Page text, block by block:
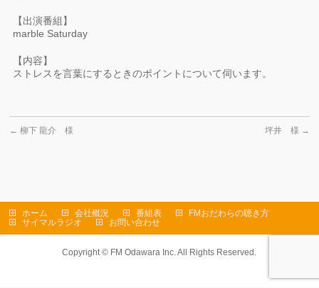
【出演番組】
marble Saturday
【内容】
ストレスを言葉にするときのポイントについて伺います。
← 柳下 龍介 様 坪井 様 →
ホーム 会社概況 番組表
FMおだわらの聴き方
サイマルラジオ
お問い合わせ
Copyright © FM Odawara Inc. All Rights Reserved.